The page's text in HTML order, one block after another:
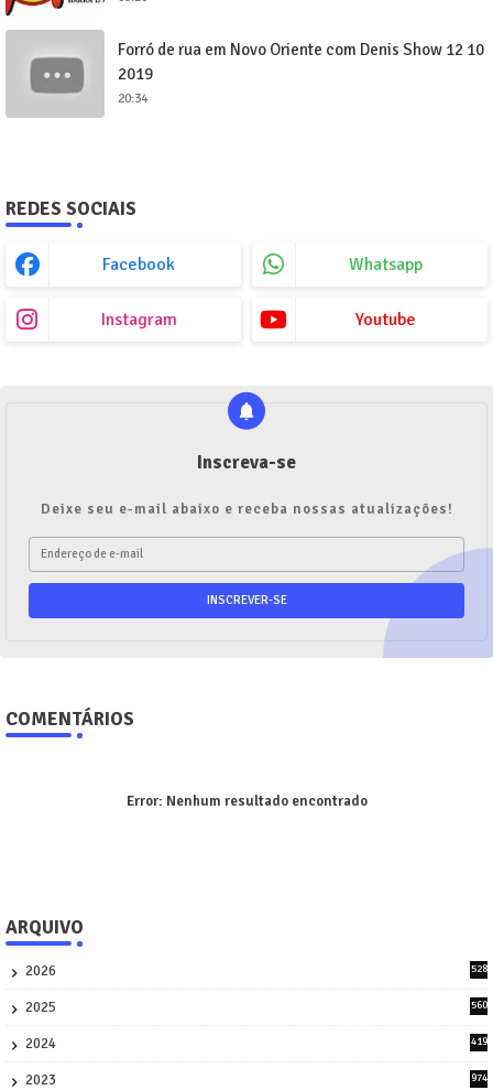
Forró de rua em Novo Oriente com Denis Show 12 10
2019
20:34
REDES SOCIAIS
Facebook Whatsapp
Instagram Youtube
Inscreva-se
Deixe seu e-mail abaixo e receba nossas atualizações!
COMENTÁRIOS
Error: Nenhum resultado encontrado
ARQUIVO
2026
528
2025
560
2024
419
2023
974